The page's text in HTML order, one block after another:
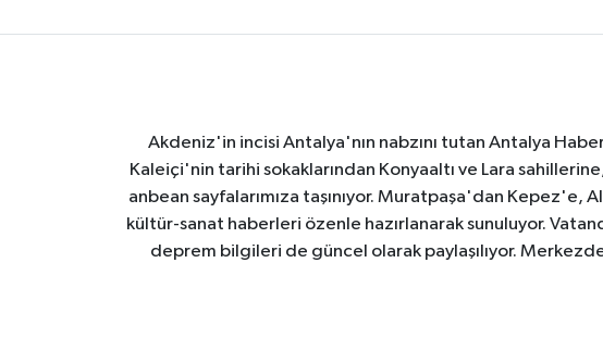
Akdeniz'in incisi Antalya'nın nabzını tutan Antalya Haber
Kaleiçi'nin tarihi sokaklarından Konyaaltı ve Lara
anbean sayfalarımıza taşınıyor. Muratpaşa'dan
kültür-sanat haberleri özenle hazırlanarak sunuluyor.
deprem bilgileri de güncel olarak paylaşılıyor.